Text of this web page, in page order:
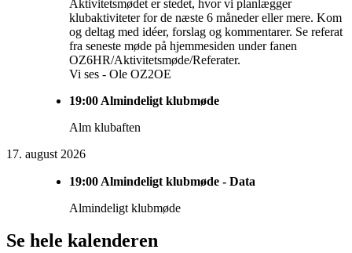
Aktivitetsmødet er stedet, hvor vi planlægger
klubaktiviteter for de næste 6 måneder eller mere. Kom
og deltag med idéer, forslag og kommentarer. Se referat
fra seneste møde på hjemmesiden under fanen
OZ6HR/Aktivitetsmøde/Referater.
Vi ses - Ole OZ2OE
19:00 Almindeligt klubmøde
Alm klubaften
17. august 2026
19:00 Almindeligt klubmøde - Data
Almindeligt klubmøde
Se hele kalenderen